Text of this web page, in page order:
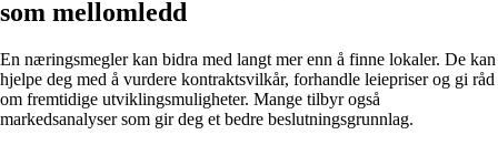
som mellomledd
En næringsmegler kan bidra med langt mer enn å finne lokaler. De kan
hjelpe deg med å vurdere kontraktsvilkår, forhandle leiepriser og gi råd
om fremtidige utviklingsmuligheter. Mange tilbyr også
markedsanalyser som gir deg et bedre beslutningsgrunnlag.